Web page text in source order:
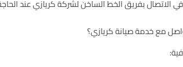
في الاتصال بفريق الخط الساخن لشركة كريازي عند
مع خدمة صيانة كريازي؟